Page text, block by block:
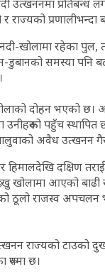
उत्खननमा प्रतिबन्ध
खोलामा रहेका पुल,
डुबानको समस्या
दोहन भएको छ।
उनीहरूको पहुँच
अवैध
हिमालदेखि दक्षिण
खोलामा आएको
ठूलो राजस्व अपचलन
राज्यको टाउको
रूपमा छ।